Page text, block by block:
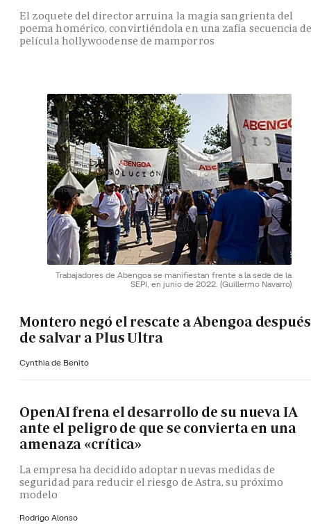
El zoquete del director arruina la magia sangrienta del
poema homérico, convirtiéndola en una zafia secuencia
película hollywoodense de mamporros
Trabajadores de Abengoa se manifiestan frente a la sede de la
SEPI, en junio de 2022. (Guillermo Navarro)
Montero negó el rescate a Abengoa después
de salvar a Plus Ultra
Cynthia de Benito
OpenAI frena el desarrollo de su nueva IA
ante el peligro de que se convierta en una
amenaza «crítica»
La empresa ha decidido adoptar nuevas medidas de
seguridad para reducir el riesgo de Astra, su próximo
modelo
Rodrigo Alonso